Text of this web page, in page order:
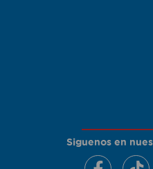
Siguenos en